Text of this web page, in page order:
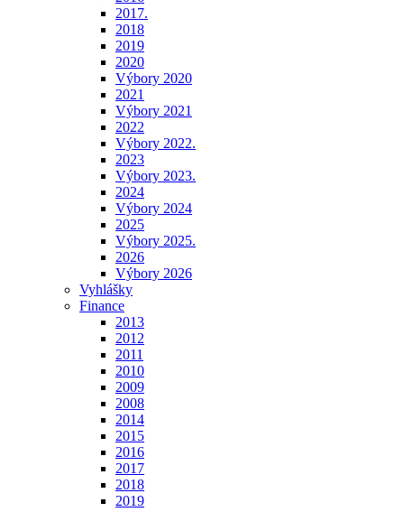
2017.
2018
2019
2020
Výbory 2020
2021
Výbory 2021
2022
Výbory 2022.
2023
Výbory 2023.
2024
Výbory 2024
2025
Výbory 2025.
2026
Výbory 2026
Vyhlášky
Finance
2013
2012
2011
2010
2009
2008
2014
2015
2016
2017
2018
2019